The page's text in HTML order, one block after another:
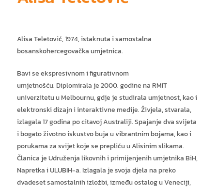
Alisa Teletović, 1974, istaknuta i samostalna
bosanskohercegovačka umjetnica.
Bavi se ekspresivnom i figurativnom
umjetnošću. Diplomirala je 2000. godine na RMIT
univerzitetu u Melbournu, gdje je studirala umjetnost, kao i
elektronski dizajn i interaktivne medije. Živjela, stvarala,
izlagala 17 godina po citavoj Australiji. Spajanje dva svijeta
i bogato životno iskustvo buja u vibrantnim bojama, kao i
porukama za svijet koje se prepliću u Alisinim slikama.
Članica je Udruženja likovnih i primijenjenih umjetnika BiH,
Napretka i ULUBIH-a. Izlagala je svoja djela na preko
dvadeset samostalnih izložbi, između ostalog u Veneciji,